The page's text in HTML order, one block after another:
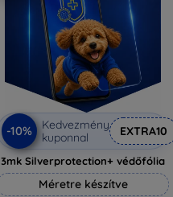
-10%
Kedvezmény
kuponnal
EXTRA10
3mk Silverprotection+ védőfólia
Méretre készítve